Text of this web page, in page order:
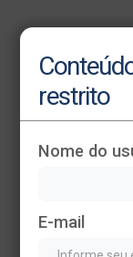
restrito
Nome do
E-mail
This is